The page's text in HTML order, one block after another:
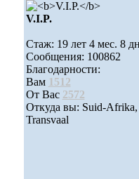
V.I.P.
Стаж: 19 лет 4 мес. 8
Сообщения: 100862
Благодарности:
Вам 1512
От Вас 2572
Откуда вы: Suid-Afrika,
Transvaal